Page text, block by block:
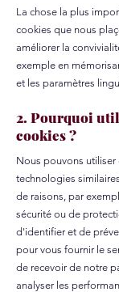
La chose la plus
cookies que nous
améliorer la
exemple en
et les paramètres
2. Pourquoi
cookies ?
Nous pouvons
technologies
de raisons, par
sécurité ou de
d'identifier et de
pour vous fournir le
de recevoir de notre
analyser les